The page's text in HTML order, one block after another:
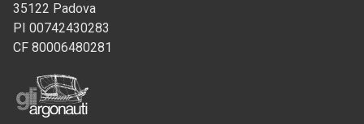
35122 Padova
PI 00742430283
CF 80006480281